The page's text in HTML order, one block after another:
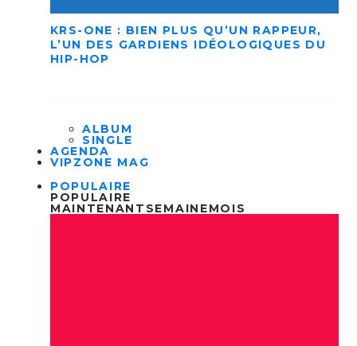
KRS-ONE : BIEN PLUS QU’UN RAPPEUR,
L’UN DES GARDIENS IDÉOLOGIQUES DU
HIP-HOP
ALBUM
SINGLE
AGENDA
VIPZONE MAG
POPULAIRE
POPULAIRE
MAINTENANT SEMAINEMOIS